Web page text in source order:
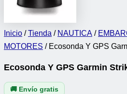
Inicio /Tienda / NAUTICA /
MOTORES / Ecosonda Y GPS
Ecosonda Y GPS Garmin
🚚 Envío gratis